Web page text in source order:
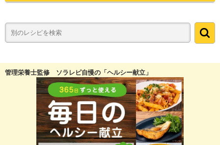
管理栄養士監修 ソラレピ自慢の「ヘルシー献立」